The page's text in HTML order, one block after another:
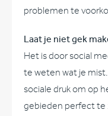
problemen te
Laat je niet gek
Het is door social
te weten wat je
sociale druk om op
gebieden perfect te